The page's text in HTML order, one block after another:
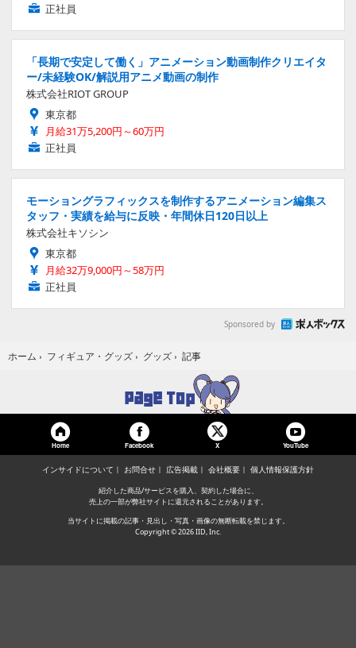
正社員
「長期で安定して働く」アニメーション動画制作クリエイタ
ー/未経験OK/解説用アニメ動画の制作
株式会社RIOT GROUP
東京都
月給31万5,200円～60万円
正社員
モーショングラフィックスを制作するアニメーション編集ス
タッフ・実績を給与に反映・年間休日120日以上
株式会社キソシン
東京都
月給32万9,000円～58万円
正社員
Sponsored by
ホーム › フィギュア・グッズ › グッズ › 記事
Home Facebook X YouTube
インサイドについて お問合せ 広告掲載 会社概要 個人情報保護方針
紹介した商品/サービスを購入、契約した場合に、
売上の一部が弊社サイトに還元されることがあります。
当サイトに掲載の記事・見出し・写真・画像の無断転載を禁じます。
Copyright © 2026 IID, Inc.